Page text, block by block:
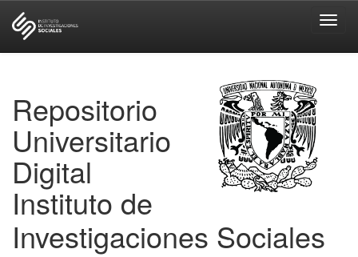
Repositorio
Universitario
Digital
Instituto de
Investigaciones Sociales